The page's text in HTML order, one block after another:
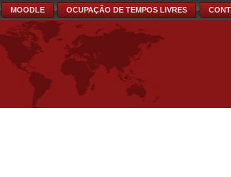
MOODLE OCUPAÇÃO DE TEMPOS LIVRES